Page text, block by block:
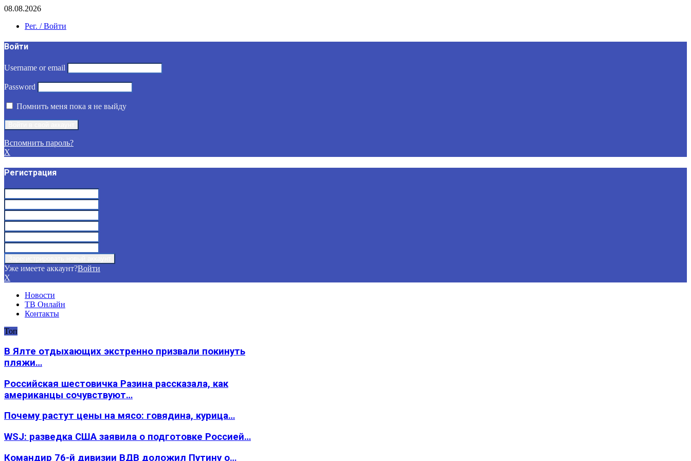
08.08.2026
Рег. / Войти
Войти
Username or email
Password
Помнить меня пока я не выйду
Вспомнить пароль?
X
Регистрация
Уже имеете аккаунт?Войти
X
Новости
ТВ Онлайн
Контакты
Топ
В Ялте отдыхающих экстренно призвали покинуть
пляжи…
Российская шестовичка Разина рассказала, как
американцы сочувствуют…
Почему растут цены на мясо: говядина, курица…
WSJ: разведка США заявила о подготовке Россией…
Командир 76-й дивизии ВДВ доложил Путину о…